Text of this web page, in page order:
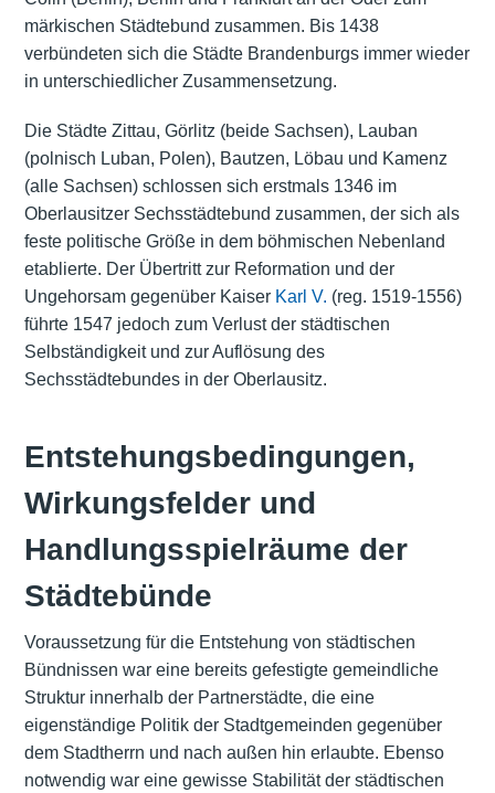
märkischen Städtebund zusammen. Bis 1438
verbündeten sich die Städte Brandenburgs immer wieder
in unterschiedlicher Zusammensetzung.
Die Städte Zittau, Görlitz (beide Sachsen), Lauban
(polnisch Luban, Polen), Bautzen, Löbau und Kamenz
(alle Sachsen) schlossen sich erstmals 1346 im
Oberlausitzer Sechsstädtebund zusammen, der sich als
feste politische Größe in dem böhmischen Nebenland
etablierte. Der Übertritt zur Reformation und der
Ungehorsam gegenüber Kaiser Karl V. (reg. 1519-1556)
führte 1547 jedoch zum Verlust der städtischen
Selbständigkeit und zur Auflösung des
Sechsstädtebundes in der Oberlausitz.
Entstehungsbedingungen,
Wirkungsfelder und
Handlungsspielräume der
Städtebünde
Voraussetzung für die Entstehung von städtischen
Bündnissen war eine bereits gefestigte gemeindliche
Struktur innerhalb der Partnerstädte, die eine
eigenständige Politik der Stadtgemeinden gegenüber
dem Stadtherrn und nach außen hin erlaubte. Ebenso
notwendig war eine gewisse Stabilität der städtischen